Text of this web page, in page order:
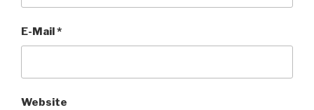
E-Mail*
Website